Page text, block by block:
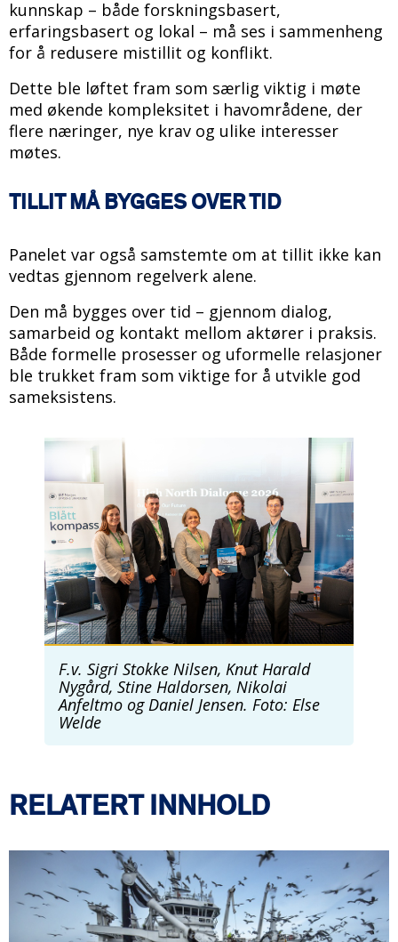
kunnskap – både forskningsbasert,
erfaringsbasert og lokal – må ses i sammenheng
for å redusere mistillit og konflikt.
Dette ble løftet fram som særlig viktig i møte
med økende kompleksitet i havområdene, der
flere næringer, nye krav og ulike interesser
møtes.
TILLIT MÅ BYGGES OVER TID
Panelet var også samstemte om at tillit ikke kan
vedtas gjennom regelverk alene.
Den må bygges over tid – gjennom dialog,
samarbeid og kontakt mellom aktører i praksis.
Både formelle prosesser og uformelle relasjoner
ble trukket fram som viktige for å utvikle god
sameksistens.
B
d
e
F.v. Sigri Stokke Nilsen, Knut Harald
Nygård, Stine Haldorsen, Nikolai
Anfeltmo og Daniel Jensen. Foto: Else
Welde
RELATERT INNHOLD